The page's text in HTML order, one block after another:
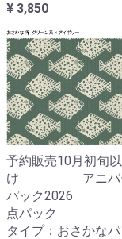
¥ 3,850
予約販売10月初旬
け アニバー
パック2026
点パ
タイプ：おさかな